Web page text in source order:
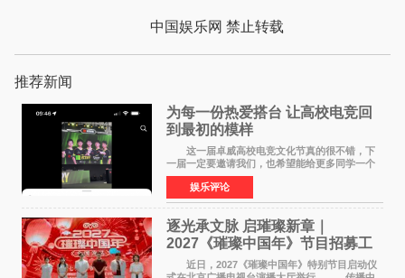
中国娱乐网 禁止转载
推荐新闻
为每一份热爱搭台 让高校电竞回
到最初的模样
这一届卓威高校电竞文化节真的很不错，下
一届一定要邀请我们，也希望能给更多同学一个
来到现场的机会。 2026卓威高校电竞文化节
已经落下帷幕，在活动结束后，仍有不少高校电
竞社负责人和现
娱乐评论
逐光承文脉 启璀璨新章｜
2027《璀璨中国年》节目招募工
作圆满启动
近日，2027《璀璨中国年》特别节目启动仪